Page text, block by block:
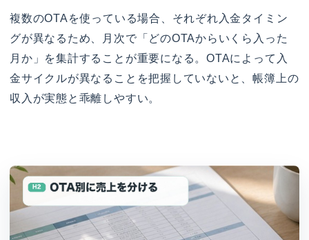
複数のOTAを使っている場合、それぞれ入金タイミン
グが異なるため、月次で「どのOTAからいくら入った
月か」を集計することが重要になる。OTAによって入
金サイクルが異なることを把握していないと、帳簿上の
収入が実態と乖離しやすい。